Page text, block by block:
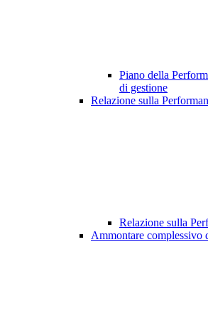
Piano della
di gestione
Relazione sulla
Relazione sulla
Ammontare complessivo